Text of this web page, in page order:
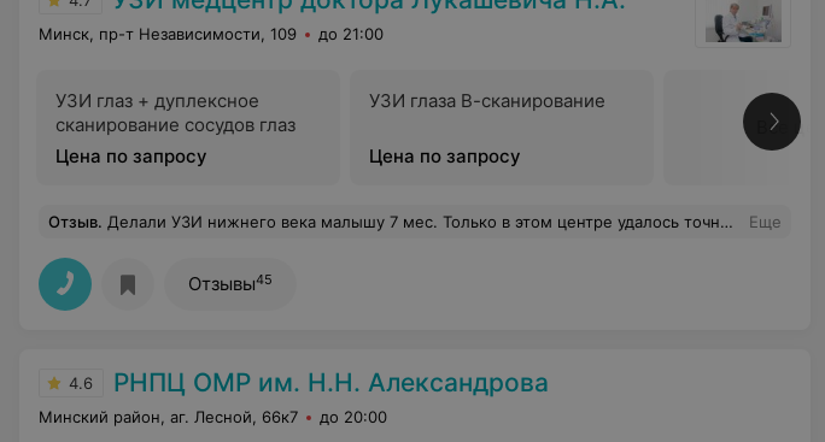
Минск, пр-т Независимости, 109 до 21:00
УЗИ глаз + дуплексное
сканирование сосудов глаз
Цена по запросу
УЗИ глаза В-сканирование
Цена по запросу
Все
Отзыв. Делали УЗИ нижнего века малышу 7 мес. Только в этом центре удалось точно диагностировать проблему. Спасибо! Еще
Отзывы45
4.6 РНПЦ ОМР им. Н.Н. Александрова
Минский район, аг. Лесной, 66к7 до 20:00